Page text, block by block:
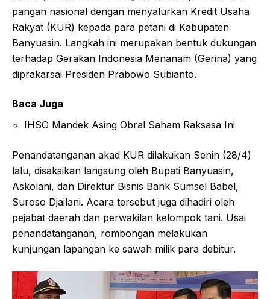
pangan nasional dengan menyalurkan Kredit Usaha
Rakyat (KUR) kepada para petani di Kabupaten
Banyuasin. Langkah ini merupakan bentuk dukungan
terhadap Gerakan Indonesia Menanam (Gerina) yang
diprakarsai Presiden Prabowo Subianto.
Baca Juga
IHSG Mandek Asing Obral Saham Raksasa Ini
Penandatanganan akad KUR dilakukan Senin (28/4)
lalu, disaksikan langsung oleh Bupati Banyuasin,
Askolani, dan Direktur Bisnis Bank Sumsel Babel,
Suroso Djailani. Acara tersebut juga dihadiri oleh
pejabat daerah dan perwakilan kelompok tani. Usai
penandatanganan, rombongan melakukan
kunjungan lapangan ke sawah milik para debitur.